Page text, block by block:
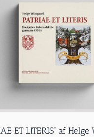
ET LITERIS” af